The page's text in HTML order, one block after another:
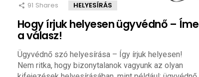
91 Shares HELYESÍRÁS
Hogy írjuk helyesen ügyvédnő – Íme
a válasz!
Ügyvédnő szó helyesírása – Így írjuk helyesen!
Nem ritka, hogy bizonytalanok vagyunk az olyan